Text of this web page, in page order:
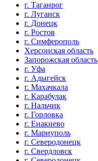
г. Таганрог
г. Луганск
г. Донецк
г. Ростов
г. Симферополь
Херсонская область
Запорожская область
г. Уфа
г. Адыгейск
г. Махачкала
г. Карабулак
г. Нальчик
г. Горловка
г. Енакиево
г. Мариуполь
г. Северодонецк
г. Свердловск